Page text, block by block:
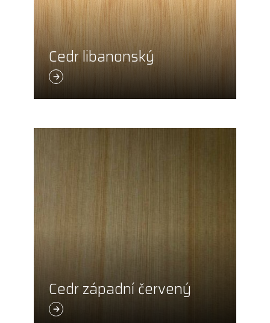
Cedr libanonský
Cedr západní červený